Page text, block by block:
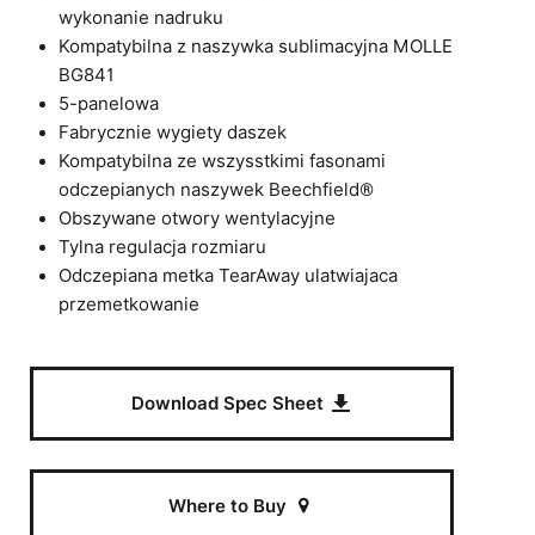
wykonanie nadruku
Kompatybilna z naszywka sublimacyjna MOLLE
BG841
5-panelowa
Fabrycznie wygiety daszek
Kompatybilna ze wszysstkimi fasonami
odczepianych naszywek Beechfield®
Obszywane otwory wentylacyjne
Tylna regulacja rozmiaru
Odczepiana metka TearAway ulatwiajaca
przemetkowanie
Download Spec Sheet
Where to Buy